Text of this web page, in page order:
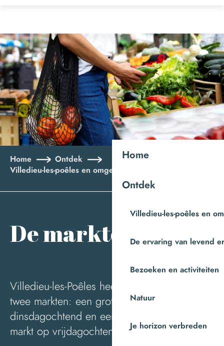
contenu
principal
Home
Ontdek
Villedieu-les-poêles en
De ervaring van levend
Bezoeken en activiteiten
Natuur
Je horizon verbreden
Home
Ontdek
Villedieu-les-poêles en omgeving
De markten
Villedieu-les-Poêles heeft het hele jaar door
twee markten: een grote markt op
dinsdagochtend en een kleine aanvullende
markt op vrijdagochtend.